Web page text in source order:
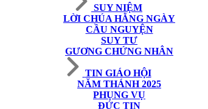
SUY NIỆM
LỜI CHÚA HẰNG NGÀY
CẦU NGUYỆN
SUY TƯ
GƯƠNG CHỨNG NHÂN
TIN GIÁO HỘI
NĂM THÁNH 2025
PHỤNG VỤ
ĐỨC TIN